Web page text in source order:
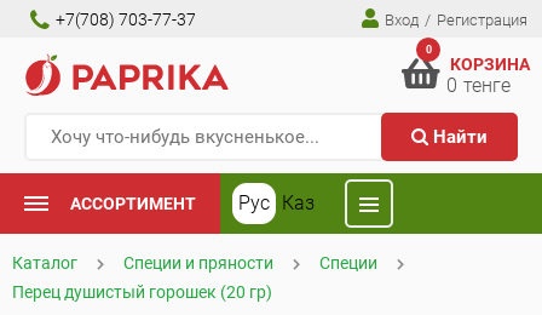
+7(708) 703-77-37 Вход / Регистрация
Найти
0
КОРЗИНА
0 тенге
АССОРТИМЕНТ Рус Каз
Каталог Специи и пряности
Специи
Перец душистый горошек (20 гр)